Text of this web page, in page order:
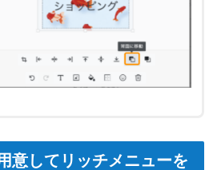
意してリッチメニューを